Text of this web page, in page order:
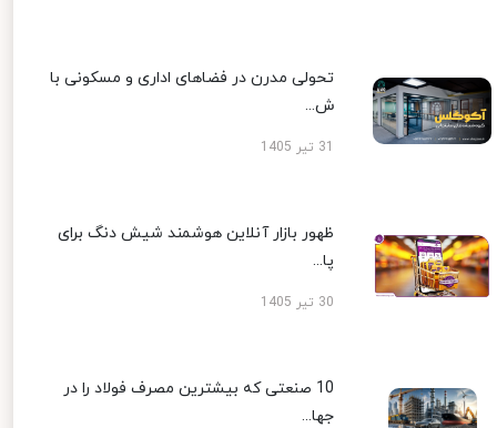
تحولی مدرن در فضاهای اداری و مسکونی با
ش...
ظهور بازار آنلاین هوشمند شیش دنگ برای
پا...
30 تیر 1405
10 صنعتی که بیشترین مصرف فولاد را در
جها...